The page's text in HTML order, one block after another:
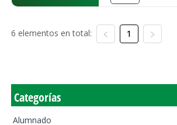
6 elementos en total: 1
Categorías
Alumnado